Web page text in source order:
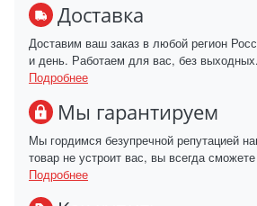
Доставка
Доставим ваш заказ в любой регион
и день. Работаем для вас, без выходных.
Подробнее
Мы гарантируем
Мы гордимся безупречной репутацией
товар не устроит вас, вы всегда
Подробнее